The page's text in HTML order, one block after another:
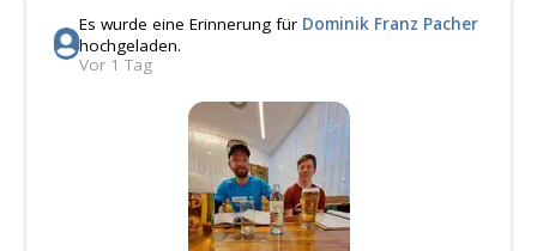
Es wurde eine Erinnerung für Dominik Franz Pacher
hochgeladen.
Vor 1 Tag